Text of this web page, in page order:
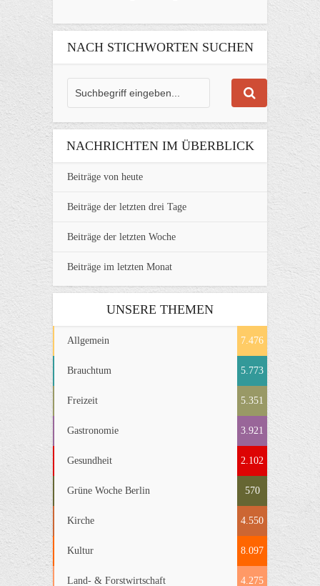
NACH STICHWORTEN SUCHEN
NACHRICHTEN IM ÜBERBLICK
Beiträge von heute
Beiträge der letzten drei Tage
Beiträge der letzten Woche
Beiträge im letzten Monat
UNSERE THEMEN
Allgemein 7.476
Brauchtum 5.773
Freizeit 5.351
Gastronomie 3.921
Gesundheit 2.102
Grüne Woche Berlin 570
Kirche 4.550
Kultur 8.097
Land- & Forstwirtschaft 4.275